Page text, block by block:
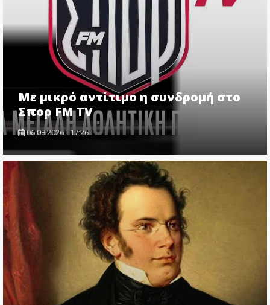
Με μικρό αντίτιμο η συνδρομή στο
Σπορ FM TV
06.08.2026 - 17:26